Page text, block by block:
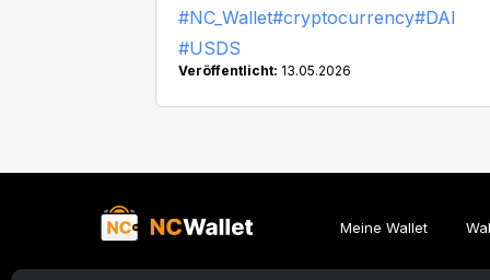
vom Handel auszusetzen.
#NC_Wallet#cryptocurrency#DAI
#USDS
Veröffentlicht: 13.05.2026
Meine Wallet